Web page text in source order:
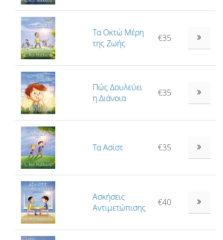
Τα Οκτώ Μέρη
της Ζωής
€35
Πώς Δουλεύει
η Διάνοια
€35
Τα Ασίστ €35
Ασκήσεις
Αντιμετώπισης
€40